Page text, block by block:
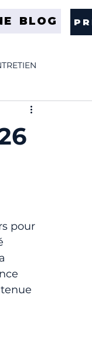
BLOG
SELVEDGE
pour